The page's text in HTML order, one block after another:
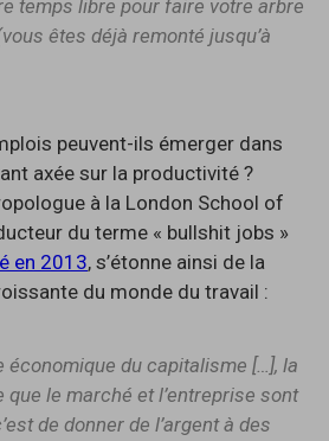
temps libre pour faire votre arbre
êtes déjà remonté jusqu’à
peuvent-ils émerger dans
axée sur la productivité ?
à la London School of
du terme « bullshit jobs »
en 2013, s’étonne ainsi de la
du monde du travail :
économique du capitalisme […], la
que le marché et l’entreprise sont
de donner de l’argent à des